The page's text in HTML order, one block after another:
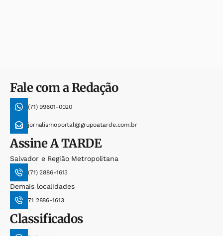
Fale com a Redação
(71) 99601-0020
jornalismoportal@grupoatarde.com.br
AssineA TARDE
Salvador e Região Metropolitana
(71) 2886-1613
Demais localidades
71 2886-1613
Classificados